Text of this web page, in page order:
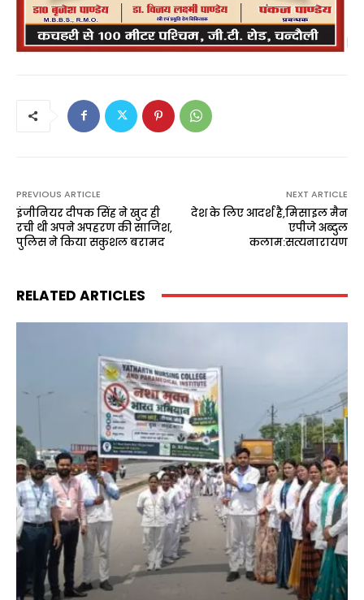
PREVIOUS ARTICLE
इंजीनियर दीपक सिंह ने खुद ही
रची थी अपने अपहरण की साजिश,
पुलिस ने किया सकुशल बरामद
NEXT ARTICLE
देश के लिए आदर्श है,मिसाइल मैन
एपीजे अब्दुल
कलाम:सत्यनारायण
RELATED ARTICLES